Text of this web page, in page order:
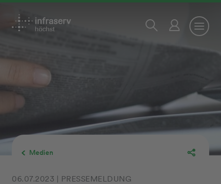
Medien
06.07.2023 | PRESSEMELDUNG